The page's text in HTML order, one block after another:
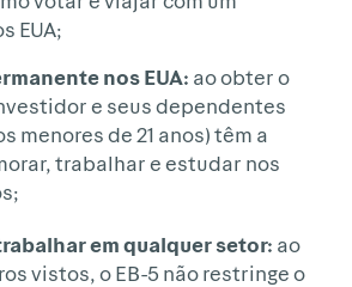
EUA;
nos EUA: ao obter o
e seus dependentes
menores de 21 anos) têm a
trabalhar e estudar nos
em qualquer setor: ao
vistos, o EB-5 não restringe o